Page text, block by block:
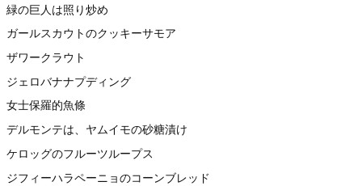
緑の巨人は照り炒め
ガールスカウトのクッキーサモア
ザワークラウト
ジェロバナナプディング
女士保羅的魚條
デルモンテは、ヤムイモの砂糖漬け
ケロッグのフルーツループス
ジフィーハラペーニョのコーンブレッド